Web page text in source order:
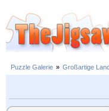
Puzzle Galerie » Großartige